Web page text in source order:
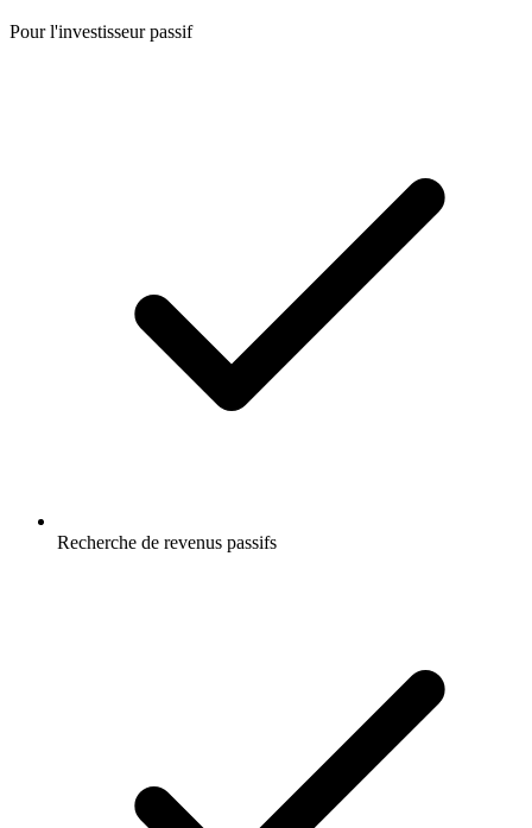
Pour l'investisseur passif
Recherche de revenus passifs